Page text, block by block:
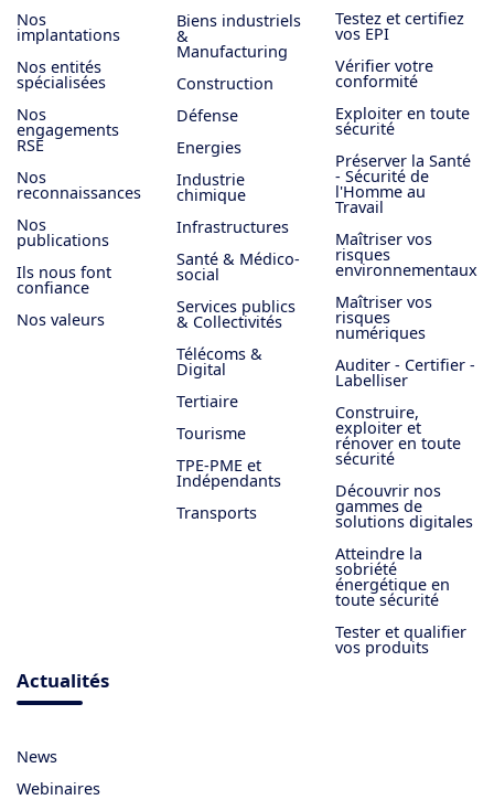
Nos
implantations
Nos entités
spécialisées
Nos
engagements
RSE
Nos
reconnaissances
Nos
publications
Ils nous font
confiance
Nos valeurs
Biens industriels
&
Manufacturing
Construction
Défense
Energies
Industrie
chimique
Infrastructures
Santé & Médico-
social
Services publics
& Collectivités
Télécoms &
Digital
Tertiaire
Tourisme
TPE-PME et
Indépendants
Transports
Testez et certifiez
vos EPI
Vérifier votre
conformité
Exploiter en toute
sécurité
Préserver la Santé
- Sécurité de
l'Homme au
Travail
Maîtriser vos
risques
environnementaux
Maîtriser vos
risques
numériques
Auditer - Certifier -
Labelliser
Construire,
exploiter et
rénover en toute
sécurité
Découvrir nos
gammes de
solutions digitales
Atteindre la
sobriété
énergétique en
toute sécurité
Tester et qualifier
vos produits
Actualités
News
Webinaires